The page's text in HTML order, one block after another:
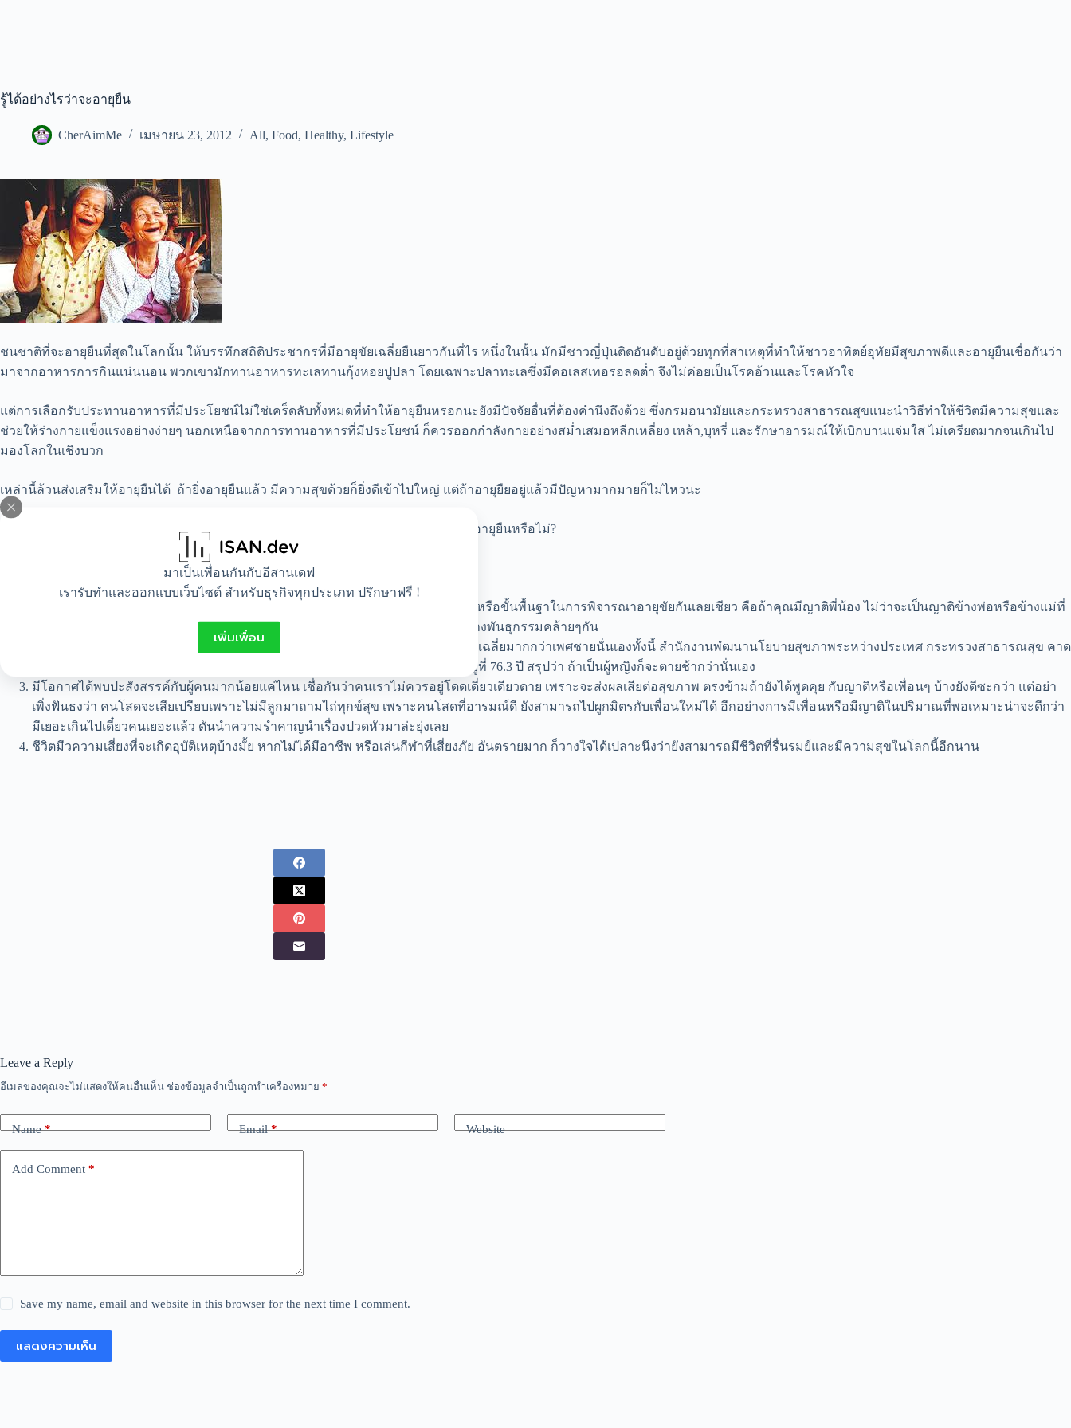
มาเป็นเพื่อนกันกับอีสานเดฟ
เรารับทำและออกแบบเว็บไซต์ สำหรับธุรกิจทุกประเภท ปรึกษาฟรี !
เพิ่มเพื่อน
รู้ได้อย่างไรว่าจะอายุยืน
CherAimMe เมษายน 23, 2012 All, Food, Healthy, Lifestyle
ชนชาติที่จะอายุยืนที่สุดในโลกนั้น ให้บรรทึกสถิติประชากรที่มีอายุขัยเฉลี่ยยืนยาวกันที่ไร หนึ่งในนั้น มักมีชาวญี่ปุ่นติดอันดับอยู่ด้วยทุกที่สาเหตุที่ทำให้ชาวอาทิตย์อุทัยมีสุขภาพดีและอายุยืนเชื่อกันว่า
มาจากอาหารการกินแน่นนอน พวกเขามักทานอาหารทะเลทานกุ้งหอยปูปลา โดยเฉพาะปลาทะเลซึ่งมีคอเลสเทอรอลดต่ำ จึงไม่ค่อยเป็นโรคอ้วนและโรคหัวใจ
แต่การเลือกรับประทานอาหารที่มีประโยชน์ไม่ใช่เคร็ดลับทั้งหมดที่ทำให้อายุยืนหรอกนะยังมีปัจจัยอื่นที่ต้องคำนึงถึงด้วย ซึ่งกรมอนามัยและกระทรวงสาธารณสุขแนะนำวิธีทำให้ชีวิตมีความสุขและ
ช่วยให้ร่างกายแข็งแรงอย่างง่ายๆ นอกเหนือจากการทานอาหารที่มีประโยชน์ ก็ควรออกกำลังกายอย่างสม่ำเสมอหลีกเหลี่ยง เหล้า,บุหรี่ และรักษาอารมณ์ให้เบิกบานแจ่มใส ไม่เครียดมากจนเกินไป
มองโลกในเชิงบวก
เหล่านี้ล้วนส่งเสริมให้อายุยืนได้ ถ้ายิ่งอายุยืนแล้ว มีความสุขด้วยก็ยิ่งดีเข้าไปใหญ่ แต่ถ้าอายุยืยอยู่แล้วมีปัญหามากมายก็ไม่ไหวนะ
ถามว่ามีสัญญาณอย่างอื่นอะไรอีกบ้างไหมที่สามารถทำให้คนเรารู้เป็นนัยๆ ว่า ตัวเองจะอายุยืนหรือไม่?
การที่เราจะคาดคะเนว่า จะอายุยืนหรือไม่ เราทำได้ดังต่อไปนี้
สำรวจตรวจตราญาติพี่น้องรอบตัวดูสิว่า ท่านอายุยืนกันไหม ข้อนี้ถือเป็นเรื่องเบสิค หรือขั้นพื้นฐาในการพิจารณาอายุขัยกันเลยเชียว คือถ้าคุณมีญาติพี่น้อง ไม่ว่าจะเป็นญาติข้างพ่อหรือข้างแม่ที่
อายุยืน ก็เป็นไปได้ว่า ตัวคุณเองน่าจะอายุยืนตามไปด้วย เนื่องจากมียีนหรือหน่วยทางพันธุกรรมคล้ายๆกัน
เป็นผู้หญิงหรือเปล่า ถามขึ้นมาเพราะอิสตรีมีแนวโน้มที่จะอายุยืน หรือมีอายุขัยโดยเฉลี่ยมากกว่าเพศชายนั่นเองทั้งนี้ สำนักงานพํฒนานโยบายสุขภาพระหว่างประเทศ กระทรวงสาธารณสุข คาด
การณ์ไว้ในปี 2554 ว่าคนไทยมีอายุยืนยาวขึ้นเพศชาย อยู่ที่ 69.5 ปี ส่วนเพศหญิงอยู่ที่ 76.3 ปี สรุปว่า ถ้าเป็นผู้หญิงก็จะตายช้ากว่านั่นเอง
มีโอกาศได้พบปะสังสรรค์กับผู้คนมากน้อยแค่ไหน เชื่อกันว่าคนเราไม่ควรอยู่โดดเดี่ยวเดียวดาย เพราะจะส่งผลเสียต่อสุขภาพ ตรงข้ามถ้ายังได้พูดคุย กับญาติหรือเพื่อนๆ บ้างยังดีซะกว่า แต่อย่า
เพิ่งฟันธงว่า คนโสดจะเสียเปรียบเพราะไม่มีลูกมาถามไถ่ทุกข์สุข เพราะคนโสดที่อารมณ์ดี ยังสามารถไปผูกมิตรกับเพื่อนใหม่ได้ อีกอย่างการมีเพื่อนหรือมีญาติในปริมาณที่พอเหมาะน่าจะดีกว่า
มีเยอะเกินไปเดี๋ยวคนเยอะแล้ว ดันนำความรำคาญนำเรื่องปวดหัวมาล่ะยุ่งเลย
ชีวิตมีวความเสี่ยงที่จะเกิดอุบัติเหตุบ้างมั้ย หากไม่ได้มีอาชีพ หรือเล่นกีฬาที่เสี่ยงภัย อันตรายมาก ก็วางใจได้เปลาะนึงว่ายังสามารถมีชีวิตที่รื่นรมย์และมีความสุขในโลกนี้อีกนาน
Leave a Reply
อีเมลของคุณจะไม่แสดงให้คนอื่นเห็น ช่องข้อมูลจำเป็นถูกทำเครื่องหมาย *
Name* Email* Website
Add Comment *
Save my name, email and website in this browser for the next time I comment.
แสดงความเห็น